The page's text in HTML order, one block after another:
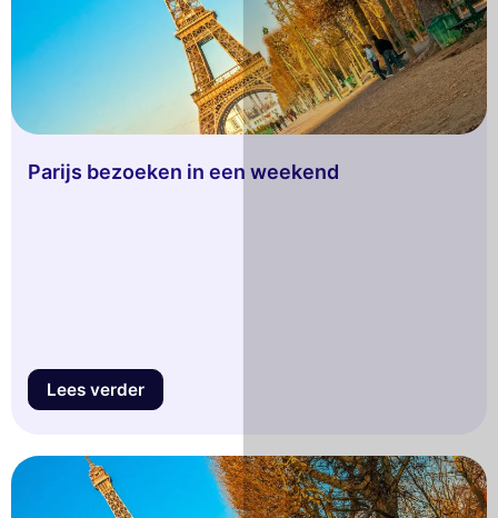
Parijs bezoeken in een weekend
Lees verder